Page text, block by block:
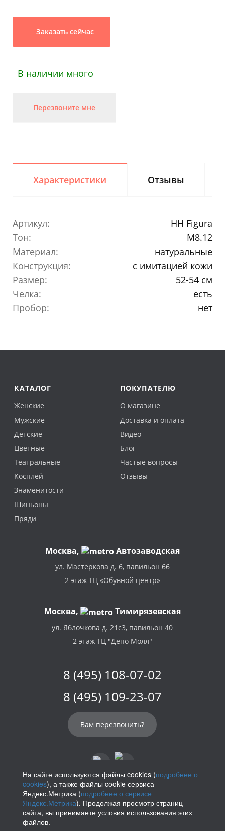
Заказать сейчас
В наличии много
Перезвоните мне
Характеристики Отзывы
Артикул:
HH Figura
Тон:
M8.12
Материал:
натуральные
Конструкция:
с имитацией кожи
Размер:
52-54 см
Челка:
есть
Пробор:
нет
КАТАЛОГ
Женские
Мужские
Детские
Цветные
Театральные
Косплей
Знаменитости
Шиньоны
Пряди
ПОКУПАТЕЛЮ
О магазине
Доставка и оплата
Видео
Блог
Частые вопросы
Отзывы
Москва, Автозаводская
ул. Мастеркова д. 6, павильон 66
2 этаж ТЦ «Обувной центр»
Москва, Тимирязевская
ул. Яблочкова д. 21с3, павильон 40
2 этаж ТЦ "Депо Молл"
8 (495) 108-07-02
8 (495) 109-23-07
Вам перезвонить?
info@parikof.ru
На сайте используются файлы cookies (подробнее о
cookies), а также файлы cookie сервиса
Яндекс.Метрика (подробнее о сервисе
Яндекс.Метрика). Продолжая просмотр страниц
сайта, вы принимаете условия использования этих
файлов.